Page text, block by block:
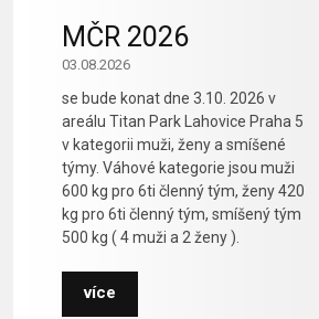
MČR 2026
03.08.2026
se bude konat dne 3.10. 2026 v
areálu Titan Park Lahovice Praha 5
v kategorii muži, ženy a smíšené
týmy. Váhové kategorie jsou muži
600 kg pro 6ti členný tým, ženy 420
kg pro 6ti členný tým, smíšený tým
500 kg ( 4 muži a 2 ženy ).
více